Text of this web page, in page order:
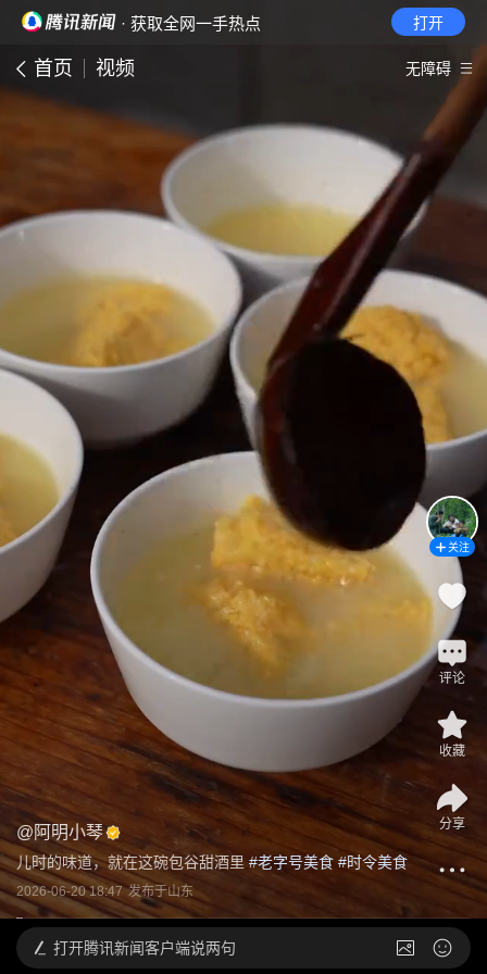
· 获取全网一手热点 打开
首页 视频 无障碍
@ 阿明小琴
儿时的味道，就在这碗包谷甜酒里 #老字号美食 #时令美食
2026-06-20 18:47 发布于山东
关注
评论
收藏
分享
打开腾讯新闻客户端说两句